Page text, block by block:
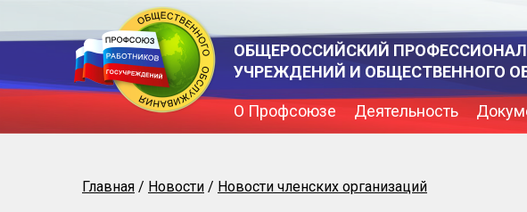
ОБЩЕРОССИЙСКИЙ
УЧРЕЖДЕНИЙ И ОБЩЕСТВЕННОГО
О Профсоюзе Деятельность
Главная / Новости / Новости членских организаций